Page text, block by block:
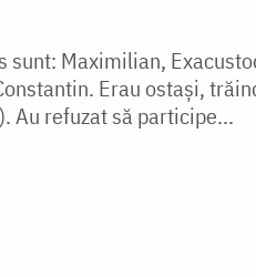
sunt: Maximilian,
Erau ostași,
Au refuzat să participe...